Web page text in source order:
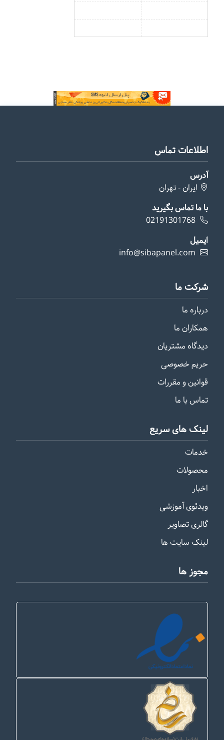
اطلاعات تماس
آدرس
ایران - تهران
با ما تماس بگیرید
02191301768
ایمیل
info@sibapanel.com
شرکت ما
درباره ما
همکاران ما
دیدگاه مشتریان
حریم خصوصی
قوانین و مقررات
تماس با ما
لینک های سریع
خدمات
محصولات
اخبار
ویدئوی آموزشی
گالری تصاویر
لینک سایت ها
مجوز ها